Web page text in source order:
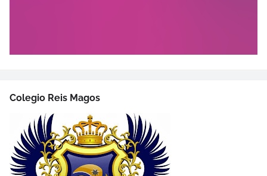
Colegio Reis Magos